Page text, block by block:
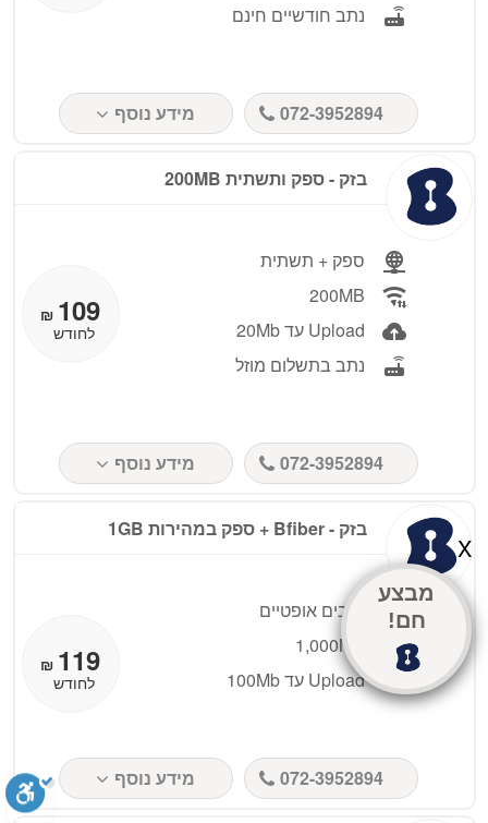
נתב חודשיים חינם
072-3952894 מידע נוסף
בזק - ספק ותשתית 200MB
ספק + תשתית
200MB
Upload עד 20Mb
נתב בתשלום מוזל
109
₪
לחודש
072-3952894 מידע נוסף
בזק - Bfiber + ספק במהירות 1GB
סיבים אופטיים
1,000MB
Upload עד 100Mb
119
₪
לחודש
072-3952894 מידע נוסף
X
מבצע
חם!